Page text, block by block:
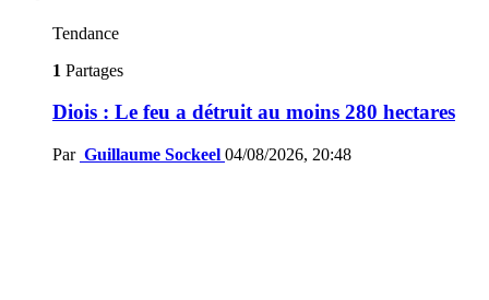
Tendance
1 Partages
Diois : Le feu a détruit au moins 280 hectares
Par Guillaume Sockeel 04/08/2026, 20:48